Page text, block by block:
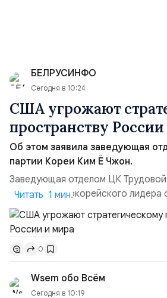
БЕЛРУСИНФО
Сегодня в 10:24
США угрожают
пространству
Об этом заявила заведующая
партии Кореи Ким Ё Чжон.
Заведующая отделом ЦК
сестра северокорейского лидера
заявление для прессы в ответ на
совместных с флотом США
Томагавк.«Япония отбросила
„исключительно оборонительной
вопрос о собственном ядерном
всеобщее обозрение, одновреме...
Читать 1 мин.
0
Wsem обо Всём
Сегодня в 10:19